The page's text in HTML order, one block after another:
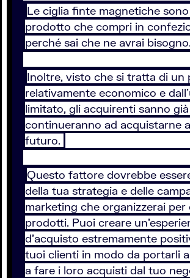
Le ciglia finte magnetiche
prodotto che compri in
perché sai che ne avrai
Inoltre, visto che si tratta di un
relativamente economico e
limitato, gli acquirenti sanno
continueranno ad acquistarne
futuro.
Questo fattore dovrebbe
della tua strategia e delle
marketing che organizzerai per
prodotti. Puoi creare
d’acquisto estremamente
tuoi clienti in modo da portarli
a fare i loro acquisti dal tuo